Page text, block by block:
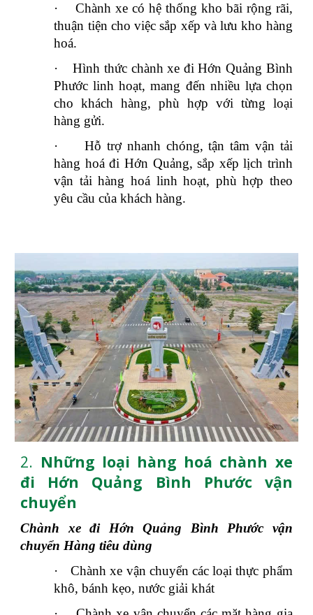
·
Chành xe có hệ thống kho bãi rộng rãi,
thuận tiện cho việc sắp xếp và lưu kho hàng
hoá.
·
Hình thức chành xe đi Hớn Quảng Bình
Phước linh hoạt, mang đến nhiều lựa chọn
cho khách hàng, phù hợp với từng loại
hàng gửi.
·
Hỗ trợ nhanh chóng, tận tâm vận tải
hàng hoá đi Hớn Quảng, sắp xếp lịch trình
vận tải hàng hoá linh hoạt, phù hợp theo
yêu cầu của khách hàng.
2. Những loại hàng hoá chành xe
đi Hớn Quảng Bình Phước vận
chuyển
Chành xe đi Hớn Quảng Bình Phước vận
chuyển Hàng tiêu dùng
·
Chành xe vận chuyển các loại thực phẩm
khô, bánh kẹo, nước giải khát